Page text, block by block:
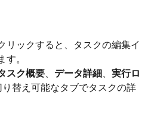
リックすると、タスクの編集イ
。
スク概要、 データ詳細、 実行ロ
替え可能なタブでタスクの詳